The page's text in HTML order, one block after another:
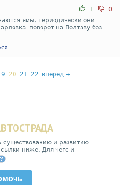
1 0
ямы, периодически они
-поворот на Полтаву без
20 21 22 вперед →
существованию и развитию
ниже. Для чего и
?